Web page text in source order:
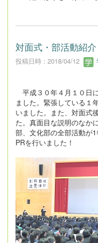
対面式・部活動紹介
投稿日時 : 2018/04/12
平成３０年４月１０日
ました。緊張している１
いました。また、対面式
た。真面目な説明のなか
部、文化部の全部活動が
PRを行いました！